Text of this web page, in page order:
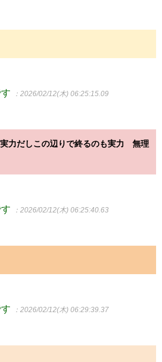
：2026/02/12(木) 06:25:15.09
力だしこの辺りで終るのも実力 無理
：2026/02/12(木) 06:25:40.63
：2026/02/12(木) 06:29:39.37